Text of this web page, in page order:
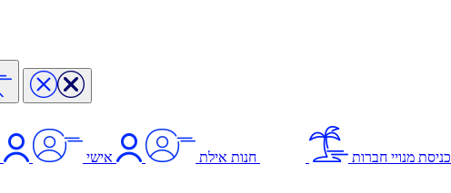
כניסת מנויי חברות חנות אילת אישי